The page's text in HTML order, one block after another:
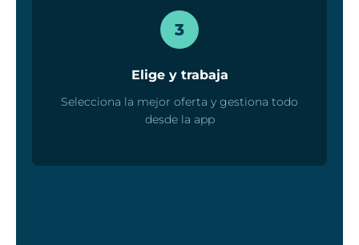
3
Elige y trabaja
Selecciona la mejor oferta y gestiona todo
desde la app